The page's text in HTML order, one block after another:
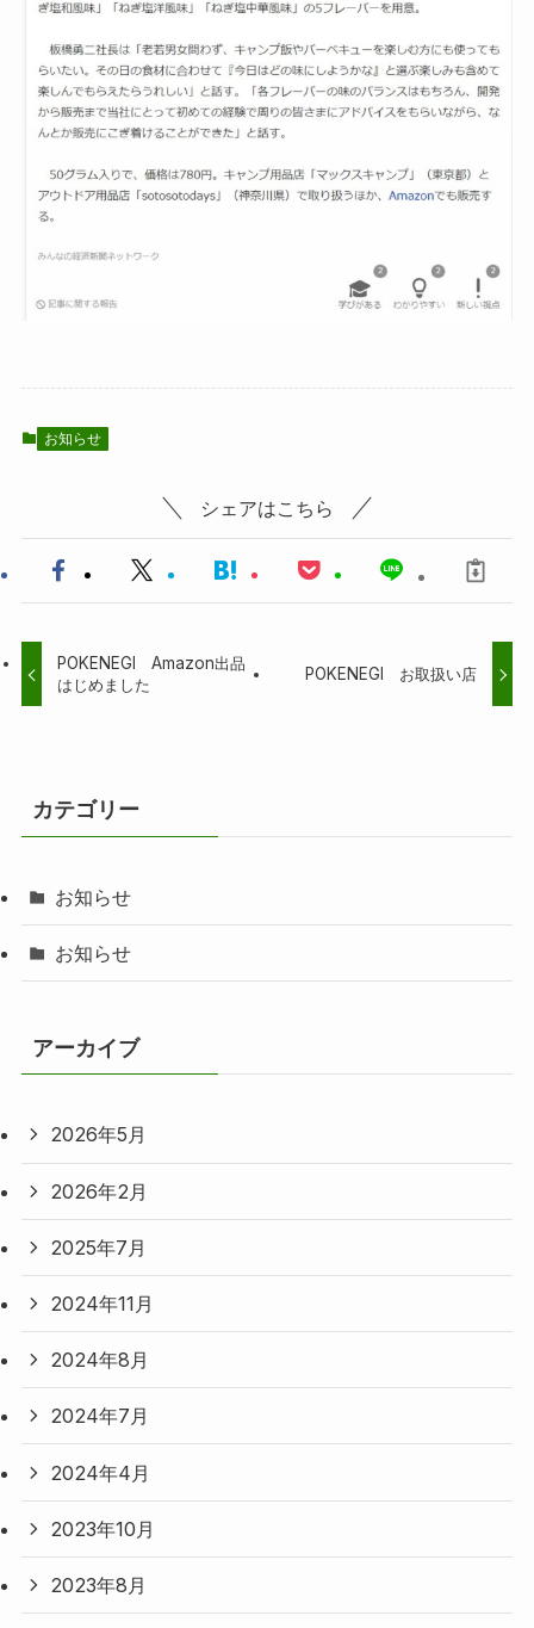
お知らせ
シェアはこちら
POKENEGI Amazon出品
はじめました
POKENEGI お取扱い店
カテゴリー
お知らせ
お知らせ
アーカイブ
2026年5月
2026年2月
2025年7月
2024年11月
2024年8月
2024年7月
2024年4月
2023年10月
2023年8月